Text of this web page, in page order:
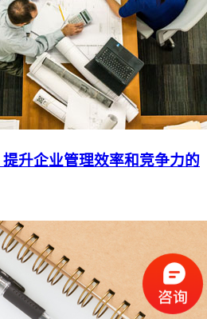
升企业管理效率和竞争力的